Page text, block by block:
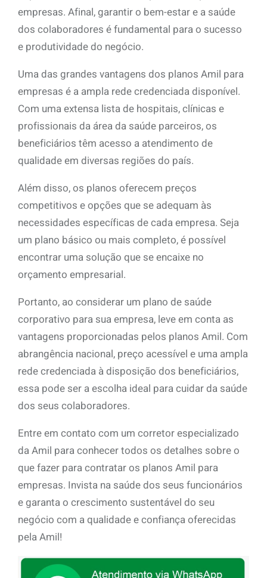
empresas. Afinal, garantir o bem-estar e a saúde
dos colaboradores é fundamental para o sucesso
e produtividade do negócio.
Uma das grandes vantagens dos planos Amil para
empresas é a ampla rede credenciada disponível.
Com uma extensa lista de hospitais, clínicas e
profissionais da área da saúde parceiros, os
beneficiários têm acesso a atendimento de
qualidade em diversas regiões do país.
Além disso, os planos oferecem preços
competitivos e opções que se adequam às
necessidades específicas de cada empresa. Seja
um plano básico ou mais completo, é possível
encontrar uma solução que se encaixe no
orçamento empresarial.
Portanto, ao considerar um plano de saúde
corporativo para sua empresa, leve em conta as
vantagens proporcionadas pelos planos Amil. Com
abrangência nacional, preço acessível e uma ampla
rede credenciada à disposição dos beneficiários,
essa pode ser a escolha ideal para cuidar da saúde
dos seus colaboradores.
Entre em contato com um corretor especializado
da Amil para conhecer todos os detalhes sobre o
que fazer para contratar os planos Amil para
empresas. Invista na saúde dos seus funcionários
e garanta o crescimento sustentável do seu
negócio com a qualidade e confiança oferecidas
pela Amil!